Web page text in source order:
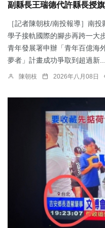
副縣長王瑞德代許縣長授
［記者陳朝枝/南投報導］南
學子接軌國際的腳步再跨一大
青年發展署申辦「青年百億海
夢者」計畫成功爭取到超過新...
陳朝枝 2026年八月08日